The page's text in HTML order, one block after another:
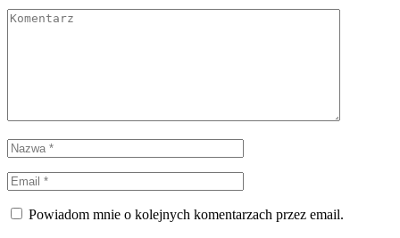
Powiadom mnie o kolejnych komentarzach przez email.